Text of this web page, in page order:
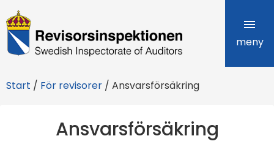
R
e
i
meny
Start / För revisorer / Ansvarsförsäkring
Ansvarsförsäkring